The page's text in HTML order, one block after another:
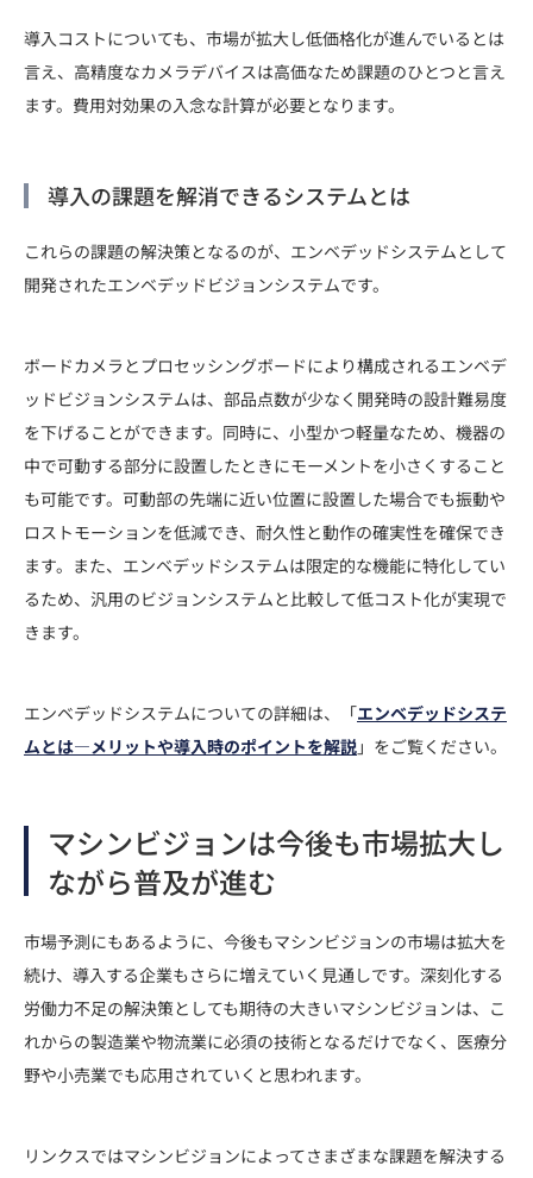
導入コストについても、市場が拡大し低価格化が進んでいるとは
言え、高精度なカメラデバイスは高価なため課題のひとつと言え
ます。費用対効果の入念な計算が必要となります。
導入の課題を解消できるシステムとは
これらの課題の解決策となるのが、エンベデッドシステムとして
開発されたエンベデッドビジョンシステムです。
ボードカメラとプロセッシングボードにより構成されるエンベデ
ッドビジョンシステムは、部品点数が少なく開発時の設計難易度
を下げることができます。同時に、小型かつ軽量なため、機器の
中で可動する部分に設置したときにモーメントを小さくすること
も可能です。可動部の先端に近い位置に設置した場合でも振動や
ロストモーションを低減でき、耐久性と動作の確実性を確保でき
ます。また、エンベデッドシステムは限定的な機能に特化してい
るため、汎用のビジョンシステムと比較して低コスト化が実現で
きます。
エンベデッドシステムについての詳細は、「エンベデッドシステ
ムとは―メリットや導入時のポイントを解説」をご覧ください。
マシンビジョンは今後も市場拡大し
ながら普及が進む
市場予測にもあるように、今後もマシンビジョンの市場は拡大を
続け、導入する企業もさらに増えていく見通しです。深刻化する
労働力不足の解決策としても期待の大きいマシンビジョンは、こ
れからの製造業や物流業に必須の技術となるだけでなく、医療分
野や小売業でも応用されていくと思われます。
リンクスではマシンビジョンによってさまざまな課題を解決する